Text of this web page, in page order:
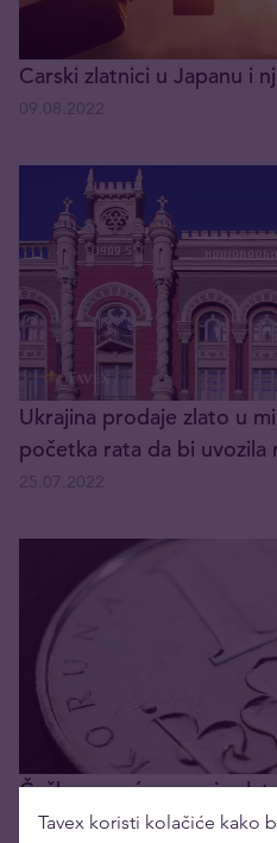
Carski zlatnici u Japanu i
Ukrajina prodaje zlato u
početka rata da bi uvozila
Češka povećava svoje
06.06.2022
Tavex koristi kolačiće kako